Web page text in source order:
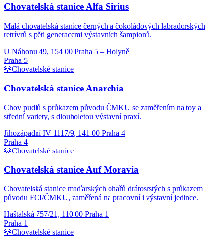
Chovatelská stanice Alfa Sirius
Malá chovatelská stanice černých a čokoládových labradorských
retrívrů s pěti generacemi výstavních šampionů.
U Náhonu 49, 154 00 Praha 5 – Holyně
Praha 5
🐶Chovatelské stanice
Chovatelská stanice Anarchia
Chov pudlů s průkazem původu ČMKU se zaměřením na toy a
střední variety, s dlouholetou výstavní praxí.
Jihozápadní IV 1117/9, 141 00 Praha 4
Praha 4
🐶Chovatelské stanice
Chovatelská stanice Auf Moravia
Chovatelská stanice maďarských ohařů drátosrstých s průkazem
původu FCI/ČMKU, zaměřená na pracovní i výstavní jedince.
Haštalská 757/21, 110 00 Praha 1
Praha 1
🐶Chovatelské stanice